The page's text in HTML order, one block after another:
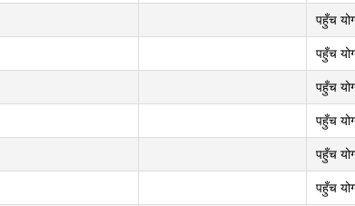
पहुँच
पहुँच
पहुँच
पहुँच
पहुँच
पहुँच